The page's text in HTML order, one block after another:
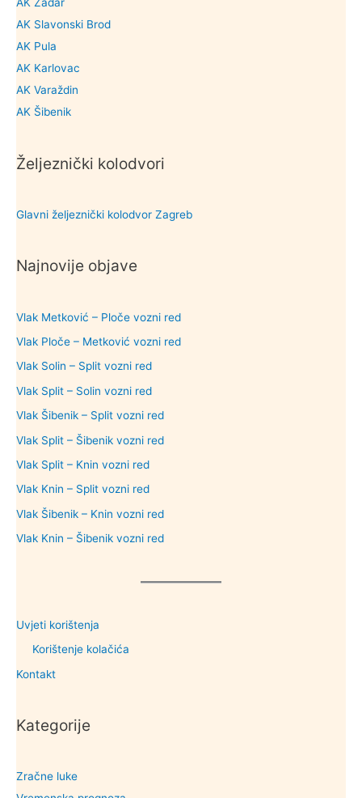
AK Zadar
AK Slavonski Brod
AK Pula
AK Karlovac
AK Varaždin
AK Šibenik
Željeznički kolodvori
Glavni željeznički kolodvor Zagreb
Najnovije objave
Vlak Metković – Ploče vozni red
Vlak Ploče – Metković vozni red
Vlak Solin – Split vozni red
Vlak Split – Solin vozni red
Vlak Šibenik – Split vozni red
Vlak Split – Šibenik vozni red
Vlak Split – Knin vozni red
Vlak Knin – Split vozni red
Vlak Šibenik – Knin vozni red
Vlak Knin – Šibenik vozni red
Uvjeti korištenja
Korištenje kolačića
Kontakt
Kategorije
Zračne luke